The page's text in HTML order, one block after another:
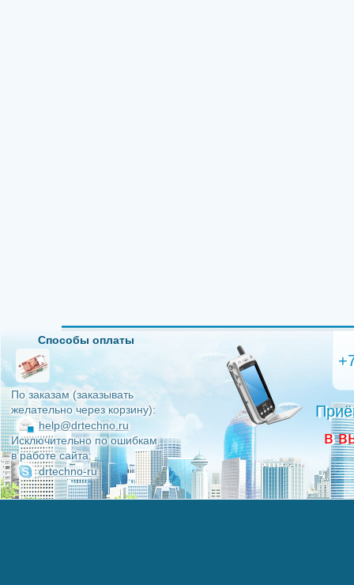
Способы оплаты
По заказам (заказывать
желательно через корзину):
help@drtechno.ru
Исключительно по ошибкам
в работе сайта:
drtechno-ru
в